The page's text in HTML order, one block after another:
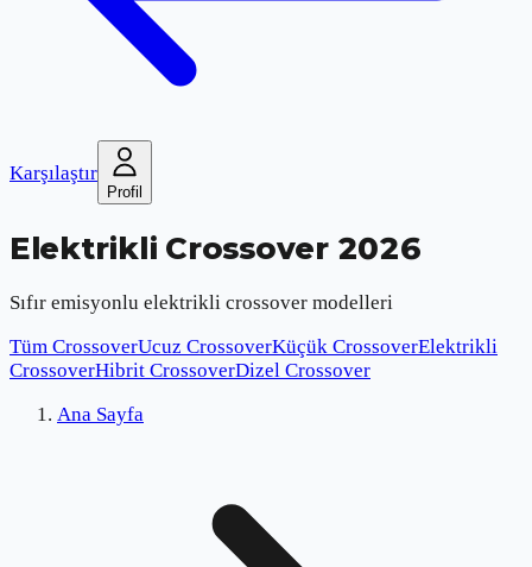
Karşılaştır
Profil
Elektrikli Crossover 2026
Sıfır emisyonlu elektrikli crossover modelleri
Tüm CrossoverUcuz CrossoverKüçük CrossoverElektrikli
CrossoverHibrit CrossoverDizel Crossover
Ana Sayfa